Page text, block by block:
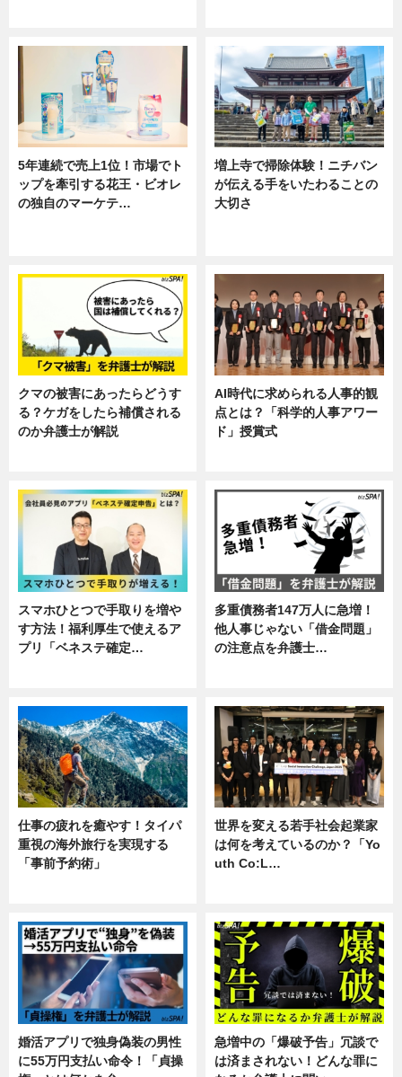
5年連続で売上1位！市場でト
ップを牽引する花王・ビオレ
の独自のマーケテ…
増上寺で掃除体験！ニチバン
が伝える手をいたわることの
大切さ
クマの被害にあったらどうす
る？ケガをしたら補償される
のか弁護士が解説
AI時代に求められる人事的観
点とは？「科学的人事アワー
ド」授賞式
スマホひとつで手取りを増や
す方法！福利厚生で使えるア
プリ「ベネステ確定…
多重債務者147万人に急増！
他人事じゃない「借金問題」
の注意点を弁護士…
仕事の疲れを癒やす！タイパ
重視の海外旅行を実現する
「事前予約術」
世界を変える若手社会起業家
は何を考えているのか？「Yo
uth Co:L…
婚活アプリで独身偽装の男性
に55万円支払い命令！「貞操
急増中の「爆破予告」冗談で
は済まされない！どんな罪に